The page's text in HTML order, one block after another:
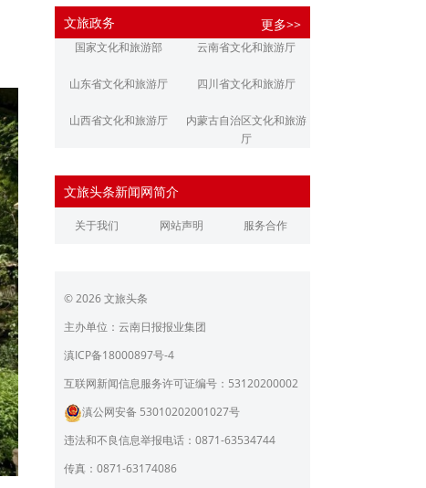
江南都市报 潇湘晨报
文旅政务 更多>>
国家文化和旅游部 云南省文化和旅游厅
山东省文化和旅游厅 四川省文化和旅游厅
山西省文化和旅游厅
内蒙古自治区文化和旅游
厅
浙江省文化和旅游厅
江西省文化和旅游厅 河南省文化和旅游厅
广东省文化和旅游厅
育厅
陕西省文化和旅游厅 甘肃省文化和旅游厅
青海省文化和旅游厅
宁夏回族自治区文化和旅
北京市文旅局
上海市文化和旅游局
文旅头条新闻网简介
关于我们 网站声明 服务合作
© 2026 文旅头条
主办单位：云南日报报业集团
滇ICP备18000897号-4
互联网新闻信息服务许可证编号：53120200002
滇公网安备 53010202001027号
违法和不良信息举报电话：0871-63534744
传真：0871-63174086